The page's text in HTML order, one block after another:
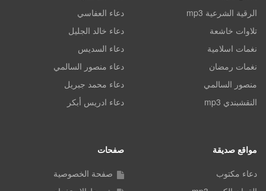
الرقية الشرعية mp3
تلاوات خاشعة
نغمات اسلامية
نغمات رمضان
منصور السالمي
النقشبندي mp3
دعاء العفاسي
دعاء خالد الجليل
دعاء السديس
دعاء منصور السالمي
دعاء محمد جبريل
دعاء ادريس أبكر
مواقع صديقة
دعاء مكتوب
صفحات
صفحة الخصوصية